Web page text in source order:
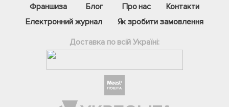
Франшиза Блог Про нас
Контакти
Електронний журнал
Як зробити замовлення
Доставка по всій Україні: